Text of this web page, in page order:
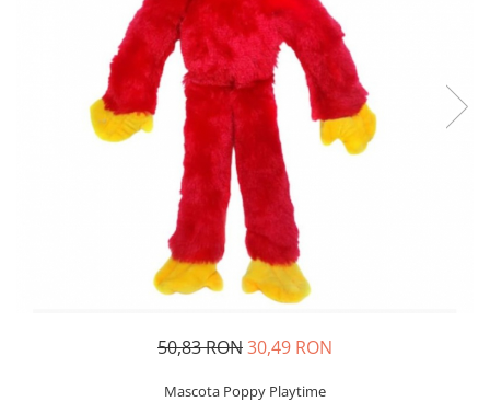
50,83 RON30,49 RON
Mascota Poppy Playtime